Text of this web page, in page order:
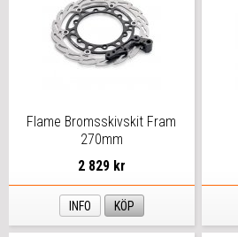
Flame Bromsskivskit Fram
270mm
2 829 kr
INFO KÖP